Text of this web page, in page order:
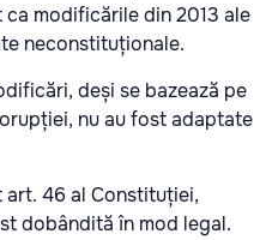
modificările din 2013 ale
neconstituționale.
deși se bazează pe
nu au fost adaptate
46 al Constituției,
dobândită în mod legal.